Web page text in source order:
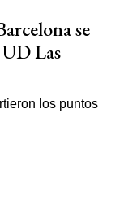
se
Las